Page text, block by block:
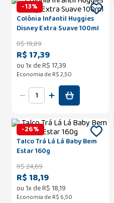
-13%
Colônia Infantil Huggies
Disney Extra Suave 100ml
R$19,89
R$ 17,39
ou1x deR$17,39
Economia de R$ 2,50
-26%
Talco Trá Lá Lá Baby Bem
Estar 160g
R$24,69
R$ 18,19
ou1x deR$18,19
Economia de R$ 6,50